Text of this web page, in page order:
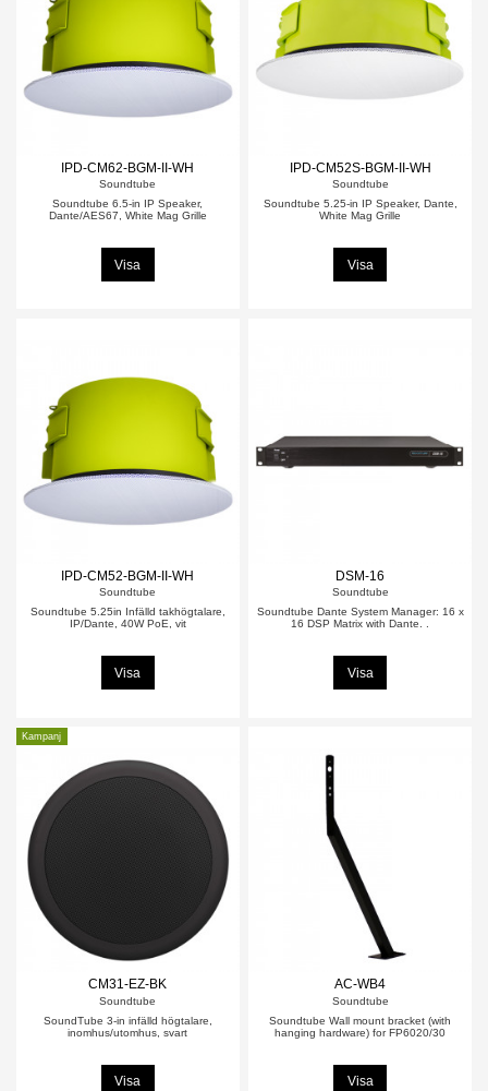
IPD-CM62-BGM-II-WH
Soundtube
Soundtube 6.5-in IP Speaker,
Dante/AES67, White Mag Grille
Visa
IPD-CM52S-BGM-II-WH
Soundtube
Soundtube 5.25-in IP Speaker, Dante,
White Mag Grille
Visa
IPD-CM52-BGM-II-WH
Soundtube
Soundtube 5.25in Infälld takhögtalare,
IP/Dante, 40W PoE, vit
Visa
DSM-16
Soundtube
Soundtube Dante System Manager: 16 x
16 DSP Matrix with Dante. .
Visa
Kampanj
CM31-EZ-BK
Soundtube
SoundTube 3-in infälld högtalare,
inomhus/utomhus, svart
Visa
AC-WB4
Soundtube
Soundtube Wall mount bracket (with
hanging hardware) for FP6020/30
Visa